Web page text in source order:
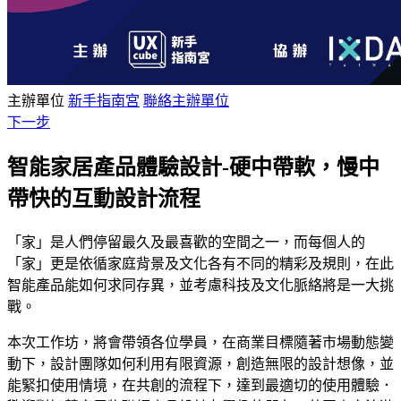
主辦單位 新手指南宮 聯絡主辦單位
下一步
智能家居產品體驗設計-硬中帶軟，慢中
帶快的互動設計流程
「家」是人們停留最久及最喜歡的空間之一，而每個人的
「家」更是依循家庭背景及文化各有不同的精彩及規則，在此
智能產品能如何求同存異，並考慮科技及文化脈絡將是一大挑
戰。
本次工作坊，將會帶領各位學員，在商業目標隨著市場動態變
動下，設計團隊如何利用有限資源，創造無限的設計想像，並
能緊扣使用情境，在共創的流程下，達到最適切的使用體驗．